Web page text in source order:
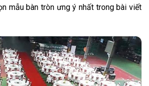
mẫu bàn tròn ưng ý nhất trong bài viết